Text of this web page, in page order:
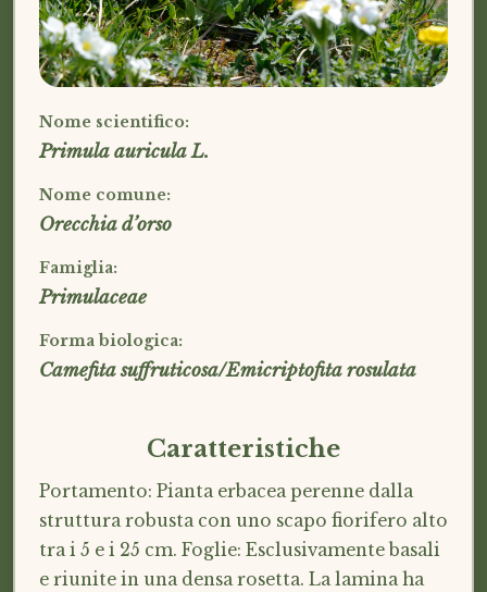
Nome scientifico:
Primula auricula L.
Nome comune:
Orecchia d’orso
Famiglia:
Primulaceae
Forma biologica:
Camefita suffruticosa/Emicriptofita rosulata
Caratteristiche
Portamento: Pianta erbacea perenne dalla
struttura robusta con uno scapo fiorifero alto
tra i 5 e i 25 cm. Foglie: Esclusivamente basali
e riunite in una densa rosetta. La lamina ha